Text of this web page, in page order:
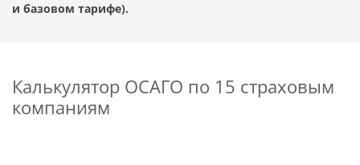
и базовом тарифе).
Калькулятор ОСАГО по 15 страховым
компаниям